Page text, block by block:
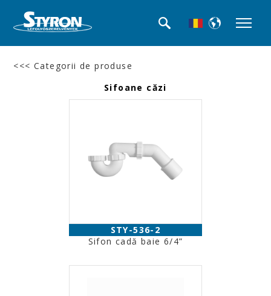
<<< Categorii de produse
Sifoane căzi
STY-536-2
Sifon cadă baie 6/4”